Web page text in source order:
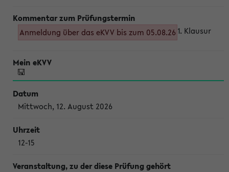
Anmeldung über das eKVV bis zum 05.08.26 1. Klausur
Mittwoch, 12. August 2026
12-15